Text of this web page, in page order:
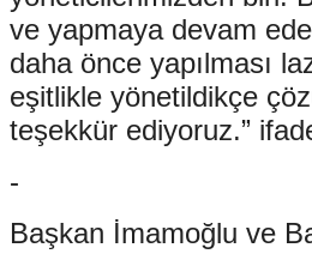
ve yapmaya devam
daha önce yapılması
eşitlikle yönetildikçe
teşekkür ediyoruz.”
-
Başkan İmamoğlu ve